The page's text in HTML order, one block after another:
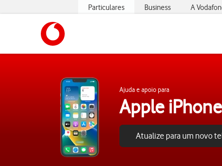
Particulares Business A
Ajuda e apoio para
Apple
Atualize para um novo